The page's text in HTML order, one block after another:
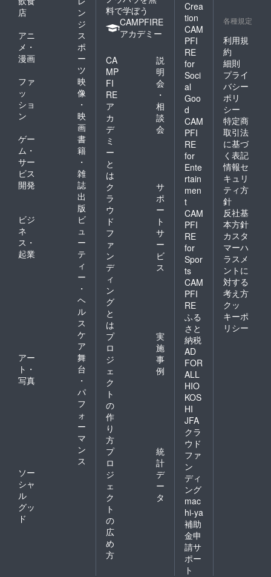
店
ン
ジ
アニ
メ・
漫画
ス
ポ
ー
ツ
ファ
ッ
ショ
ン
映
像
・
映
画
ゲー
ム・
サー
ビス
開発
書
籍
・
雑
誌
出
版
ビジ
ネ
ス・
起業
ビ
ュ
ー
テ
ィ
ー
・
ヘ
ル
ス
ケ
ア
アー
ト・
写真
舞
台
・
パ
フ
ォ
ー
マ
ン
ス
ソー
シャ
ル
グッ
ド
料で学ぼう
CAMPFIRE
アカデミー
CA
MP
FI
RE
ア
カ
デ
ミ
ー
と
は
説
明
会
・
相
談
会
ク
ラ
ウ
ド
フ
ァ
ン
デ
ィ
ン
グ
と
は
サ
ポ
ー
ト
サ
ー
ビ
ス
プ
ロ
ジ
ェ
ク
ト
の
作
り
方
実
施
事
例
プ
ロ
ジ
ェ
ク
ト
の
広
め
方
統
計
デ
ー
タ
Crea
tion
CAM
PFI
RE
for
Soci
al
Goo
d
CAM
PFI
RE
for
Ente
rtain
men
t
CAM
PFI
RE
for
Spor
ts
CAM
PFI
RE
ふる
さと
納税
AD
FOR
ALL
HIO
KOS
HI
JFA
クラ
ウド
ファ
ン
ディ
ング
mac
hi-ya
補助
金申
請サ
ポー
ト
各種規定
利用規
約
細則
プライ
バシー
ポリ
シー
特定商
取引法
に基づ
く表記
情報セ
キュリ
ティ方
針
反社基
本方針
カスタ
マーハ
ラスメ
ントに
対する
考え方
クッ
キーポ
リシー